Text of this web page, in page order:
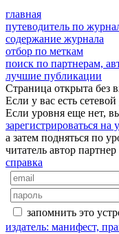
главная
путеводитель по
содержание журнала
отбор по меткам
поиск по партнерам,
лучшие публикации
Страница открыта без
Если у вас есть
Если уровня еще нет,
зарегистрироваться на
а затем подняться по
читатель автор партнер
справка
запомнить это
издатель: манифест,